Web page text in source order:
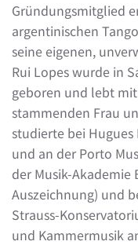
Gründungsmitglied
argentinischen
seine eigenen,
Rui Lopes wurde in
geboren und lebt
stammenden Frau
studierte bei Hugues
und an der Porto
der Musik-
Auszeichnung) und
Strauss-
und Kammermusik